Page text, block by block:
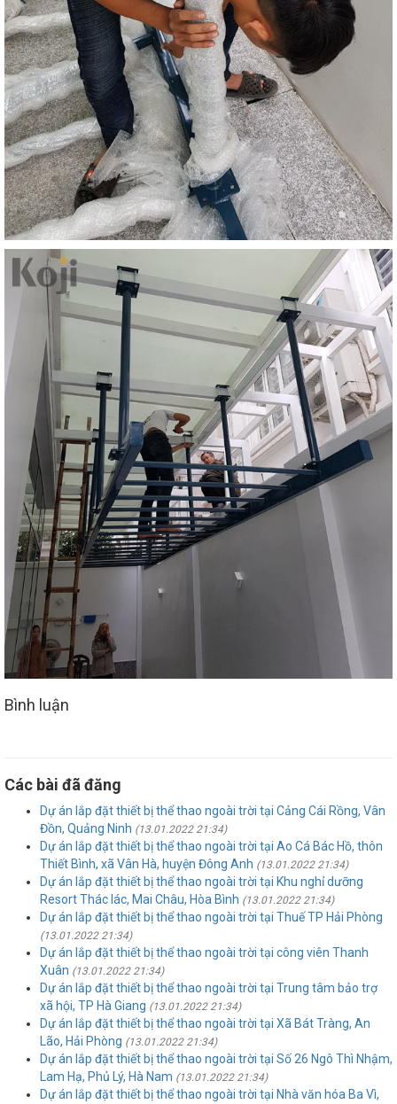
Bình luận
Các bài đã đăng
Dự án lắp đặt thiết bị thể thao ngoài trời tại Cảng Cái Rồng, Vân
Đồn, Quảng Ninh (13.01.2022 21:34)
Dự án lắp đặt thiết bị thể thao ngoài trời tại Ao Cá Bác Hồ, thôn
Thiết Bình, xã Vân Hà, huyện Đông Anh (13.01.2022 21:34)
Dự án lắp đặt thiết bị thể thao ngoài trời tại Khu nghỉ dưỡng
Resort Thác lác, Mai Châu, Hòa Bình (13.01.2022 21:34)
Dự án lắp đặt thiết bị thể thao ngoài trời tại Thuế TP Hải Phòng
(13.01.2022 21:34)
Dự án lắp đặt thiết bị thể thao ngoài trời tại công viên Thanh
Xuân (13.01.2022 21:34)
Dự án lắp đặt thiết bị thể thao ngoài trời tại Trung tâm bảo trợ
xã hội, TP Hà Giang (13.01.2022 21:34)
Dự án lắp đặt thiết bị thể thao ngoài trời tại Xã Bát Tràng, An
Lão, Hải Phòng (13.01.2022 21:34)
Dự án lắp đặt thiết bị thể thao ngoài trời tại Số 26 Ngô Thì Nhậm,
Lam Hạ, Phủ Lý, Hà Nam (13.01.2022 21:34)
Dự án lắp đặt thiết bị thể thao ngoài trời tại Nhà văn hóa Ba Vì,